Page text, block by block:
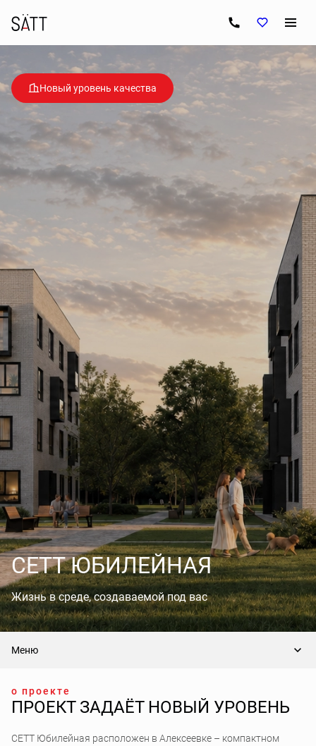
Новый уровень качества
СЕТТ ЮБИЛЕЙНАЯ
Жизнь в среде, создаваемой под вас
Меню
о проекте
ПРОЕКТ ЗАДАЁТ НОВЫЙ УРОВЕНЬ
СЕТТ Юбилейная расположен в Алексеевке – компактном